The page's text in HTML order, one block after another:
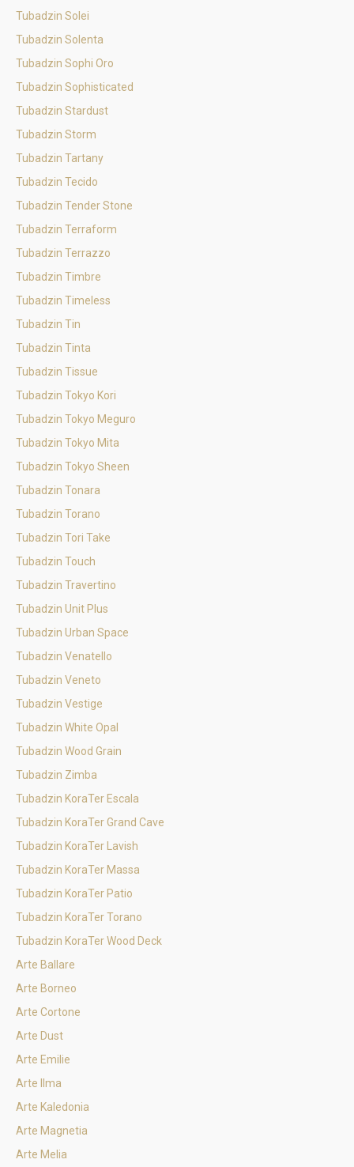
Tubadzin Solei
Tubadzin Solenta
Tubadzin Sophi Oro
Tubadzin Sophisticated
Tubadzin Stardust
Tubadzin Storm
Tubadzin Tartany
Tubadzin Tecido
Tubadzin Tender Stone
Tubadzin Terraform
Tubadzin Terrazzo
Tubadzin Timbre
Tubadzin Timeless
Tubadzin Tin
Tubadzin Tinta
Tubadzin Tissue
Tubadzin Tokyo Kori
Tubadzin Tokyo Meguro
Tubadzin Tokyo Mita
Tubadzin Tokyo Sheen
Tubadzin Tonara
Tubadzin Torano
Tubadzin Tori Take
Tubadzin Touch
Tubadzin Travertino
Tubadzin Unit Plus
Tubadzin Urban Space
Tubadzin Venatello
Tubadzin Veneto
Tubadzin Vestige
Tubadzin White Opal
Tubadzin Wood Grain
Tubadzin Zimba
Tubadzin KoraTer Escala
Tubadzin KoraTer Grand Cave
Tubadzin KoraTer Lavish
Tubadzin KoraTer Massa
Tubadzin KoraTer Patio
Tubadzin KoraTer Torano
Tubadzin KoraTer Wood Deck
Arte Ballare
Arte Borneo
Arte Cortone
Arte Dust
Arte Emilie
Arte Ilma
Arte Kaledonia
Arte Magnetia
Arte Melia